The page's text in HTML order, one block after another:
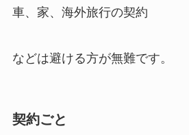
車、家、海外旅行の契約
などは避ける方が無難です。
契約ごと